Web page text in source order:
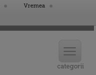
Vremea